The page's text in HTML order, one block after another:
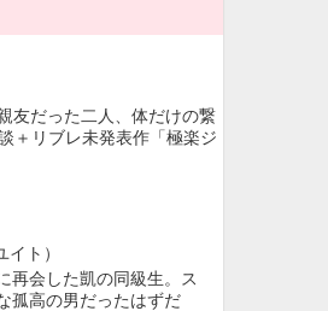
友だった二人、体だけの繋
＋リブレ未発表作「極楽ジ
イト）
再会した凱の同級生。ス
孤高の男だったはずだ